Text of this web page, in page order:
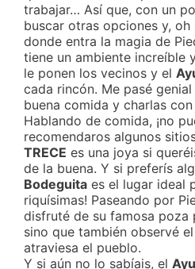
trabajar… Así que, con un
buscar otras opciones y, oh
donde entra la magia de
tiene un ambiente increíble
le ponen los vecinos y el
cada rincón. Me pasé
buena comida y charlas
Hablando de comida, ¡no
recomendaros algunos
TRECE es una joya si
de la buena. Y si preferís
Bodeguita es el lugar ideal
riquísimas! Paseando por
disfruté de su famosa poza
sino que también observé
atraviesa el pueblo.
Y si aún no lo sabíais, el